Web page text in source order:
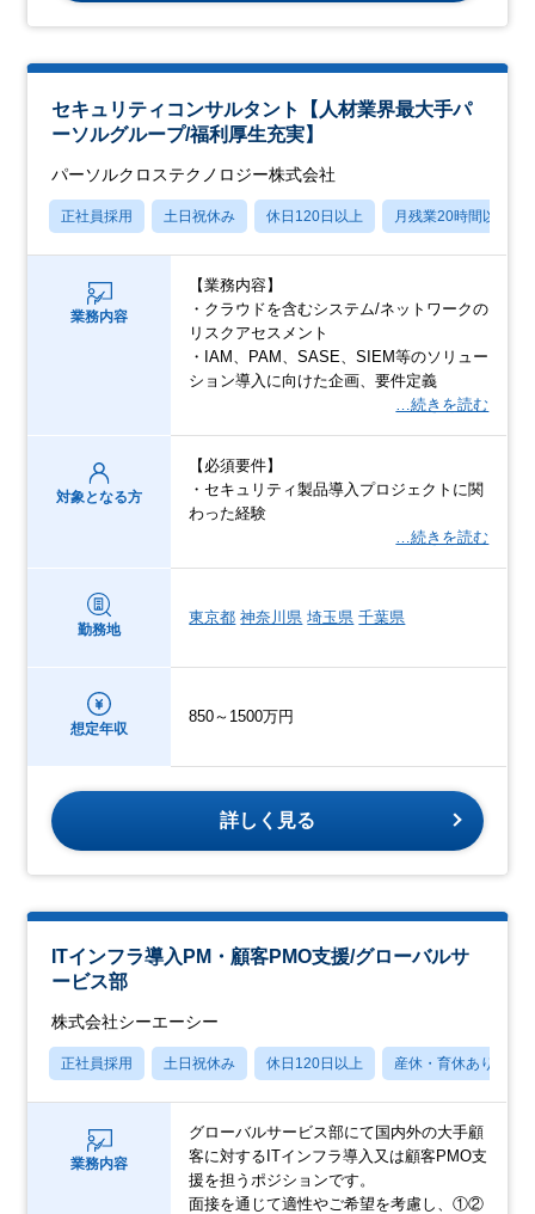
セキュリティコンサルタント【人材業界最大手パ
ーソルグループ/福利厚生充実】
パーソルクロステクノロジー株式会社
正社員採用 土日祝休み 休日120日以上 月残業20時間以内
業務内容
【業務内容】
・クラウドを含むシステム/ネットワークの
リスクアセスメント
・IAM、PAM、SASE、SIEM等のソリュー
ション導入に向けた企画、要件定義
…続きを読む
対象となる方
【必須要件】
・セキュリティ製品導入プロジェクトに関
わった経験
…続きを読む
勤務地
東京都 神奈川県 埼玉県 千葉県
想定年収
850～1500万円
詳しく見る
ITインフラ導入PM・顧客PMO支援/グローバルサ
ービス部
株式会社シーエーシー
正社員採用 土日祝休み 休日120日以上 産休・育休あり
業務内容
グローバルサービス部にて国内外の大手顧
客に対するITインフラ導入又は顧客PMO支
援を担うポジションです。
面接を通じて適性やご希望を考慮し、①②